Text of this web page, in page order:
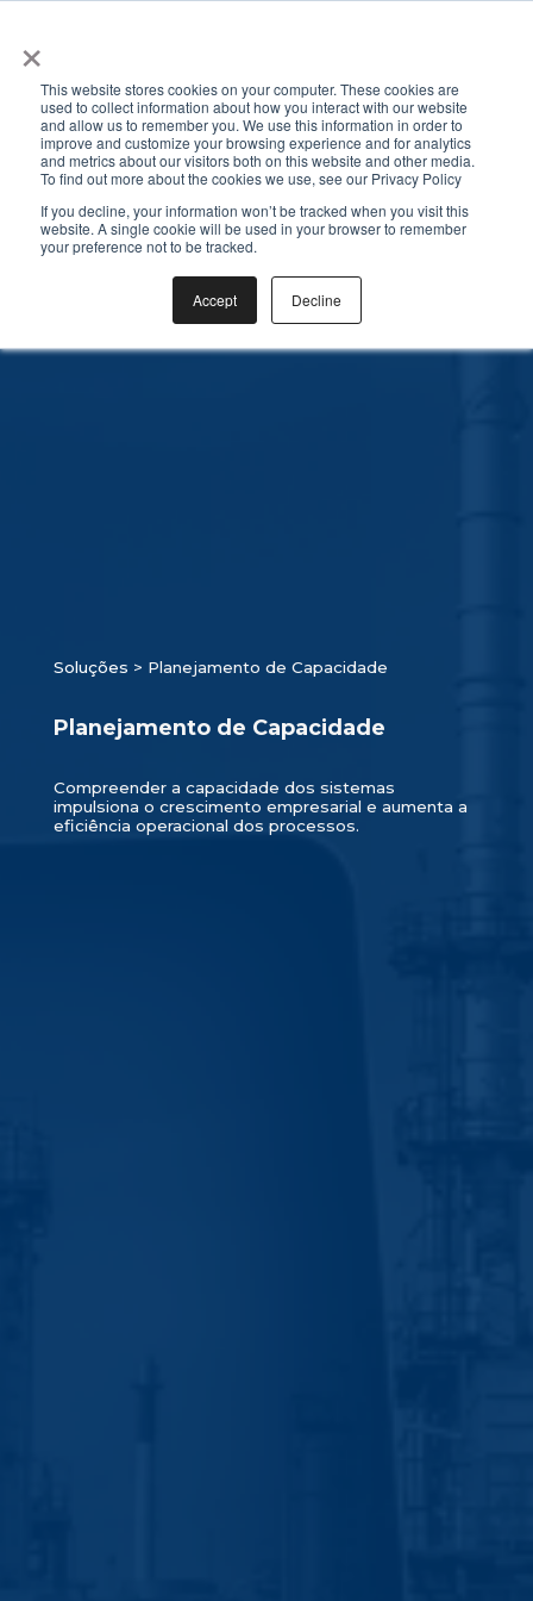
×
This website stores cookies on your computer. These cookies are
used to collect information about how you interact with our website
and allow us to remember you. We use this information in order to
improve and customize your browsing experience and for analytics
and metrics about our visitors both on this website and other media.
To find out more about the cookies we use, see our Privacy Policy
If you decline, your information won’t be tracked when you visit this
website. A single cookie will be used in your browser to remember
your preference not to be tracked.
Accept Decline
Soluções > Planejamento de Capacidade
Planejamento de Capacidade
Compreender a capacidade dos sistemas
impulsiona o crescimento empresarial e aumenta a
eficiência operacional dos processos.